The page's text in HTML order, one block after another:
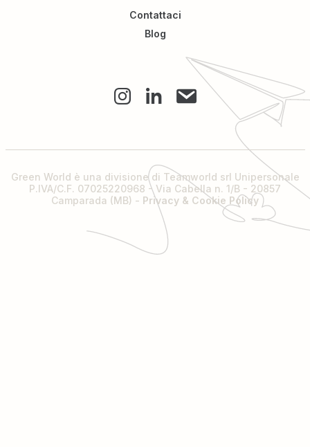
Contattaci
Blog
Green World è una divisione di Teamworld srl Unipersonale
P.IVA/C.F. 07025220968 - Via Cabella n. 1/B - 20857
Camparada (MB) - Privacy & Cookie Policy